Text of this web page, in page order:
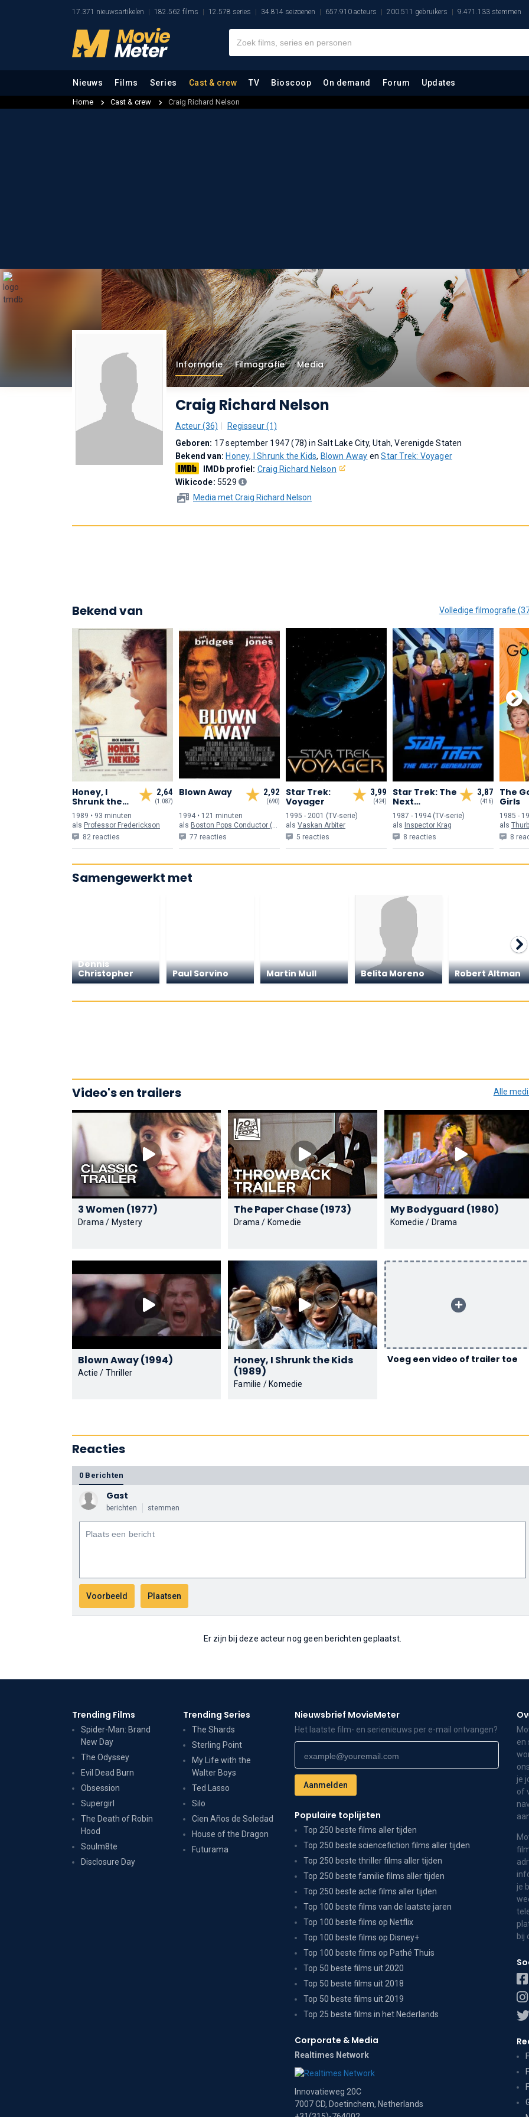
17.371 nieuwsartikelen 182.562 films 12.578 series 34.814 seizoenen 657.910 acteurs 200.511 gebruikers 9.471.133 stemmen
Nieuws Films Series Cast & crew TV Bioscoop On demand Forum Updates
Home Cast & crew Craig Richard Nelson
Informatie Filmografie Media
Craig Richard Nelson
Acteur (36)
Regisseur (1)
Geboren: 17 september 1947 (78) in Salt Lake City, Utah, Verenigde Staten
Bekend van: Honey, I Shrunk the Kids, Blown Away enStar Trek: Voyager
IMDb profiel: Craig Richard Nelson
Wikicode: 5529
Media met Craig Richard Nelson
Bekend van Volledige filmografie
2,64
(1.087)
Honey, I
Shrunk the
Kids
1989 • 93 minuten
als Professor Frederickson
82 reacties
2,92
(690)
Blown Away
1994 • 121 minuten
als Boston Pops Conductor (onvermeld)
77 reacties
3,99
(424)
Star Trek:
Voyager
1995 - 2001 (TV-serie)
als Vaskan Arbiter
5 reacties
3,87
(416)
Star Trek: The
Next
Generation
1987 - 1994 (TV-serie)
als Inspector Krag
8 reacties
The
Girls
1985 -
als
8
Samengewerkt met
Dennis
Christopher
Paul Sorvino Martin Mull Belita Moreno Robert Altman
Video's en trailers Alle
3 Women (1977)
Drama / Mystery
The Paper Chase (1973)
Drama / Komedie
My Bodyguard (1980)
Komedie / Drama
Blown Away (1994)
Actie / Thriller
Honey, I Shrunk the Kids
(1989)
Familie / Komedie
Voeg een video of trailer toe
Reacties
0 Berichten
Gast
berichten stemmen
Er zijn bij deze acteur nog geen berichten geplaatst.
Trending Films
Spider-Man: Brand
New Day
The Odyssey
Evil Dead Burn
Obsession
Supergirl
The Death of Robin
Hood
Soulm8te
Disclosure Day
Trending Series
The Shards
Sterling Point
My Life with the
Walter Boys
Ted Lasso
Silo
Cien Años de Soledad
House of the Dragon
Futurama
Nieuwsbrief MovieMeter
Het laatste film- en serienieuws per e-mail ontvangen?
Populaire toplijsten
Top 250 beste films aller tijden
Top 250 beste sciencefiction films aller tijden
Top 250 beste thriller films aller tijden
Top 250 beste familie films aller tijden
Top 250 beste actie films aller tijden
Top 100 beste films van de laatste jaren
Top 100 beste films op Netflix
Top 100 beste films op Disney+
Top 100 beste films op Pathé Thuis
Top 50 beste films uit 2020
Top 50 beste films uit 2018
Top 50 beste films uit 2019
Top 25 beste films in het Nederlands
Corporate & Media
Realtimes Network
Innovatieweg 20C
7007 CD, Doetinchem, Netherlands
en
je
of
je
bij